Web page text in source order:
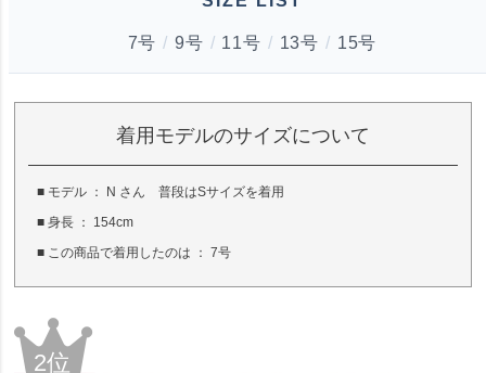
7号 / 9号 / 11号 / 13号 / 15号
着用モデルのサイズについて
■ モデル ： N さん 普段はSサイズを着用
■ 身長 ： 154cm
■ この商品で着用したのは ： 7号